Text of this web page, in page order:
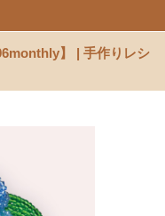
】 | 手作りレシ